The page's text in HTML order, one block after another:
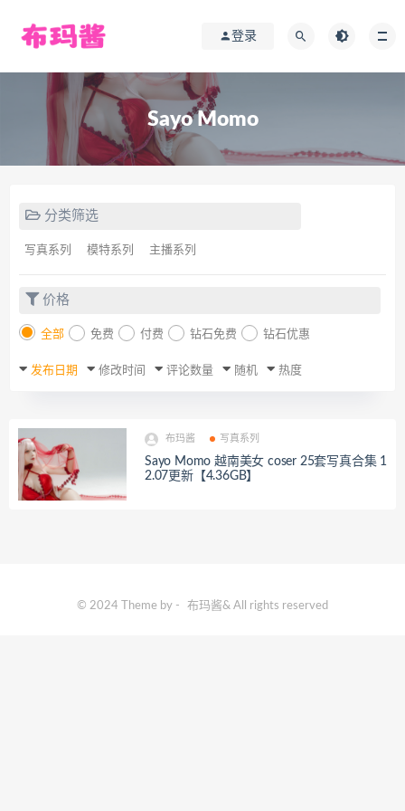
登录
Sayo Momo
分类筛选
写真系列 模特系列 主播系列
价格
全部 免费 付费 钻石免费 钻石优惠
发布日期 修改时间 评论数量 随机 热度
布玛酱 写真系列
Sayo Momo 越南美女 coser 25套写真合集 1
2.07更新【4.36GB】
© 2024 Theme by - 布玛酱& All rights reserved